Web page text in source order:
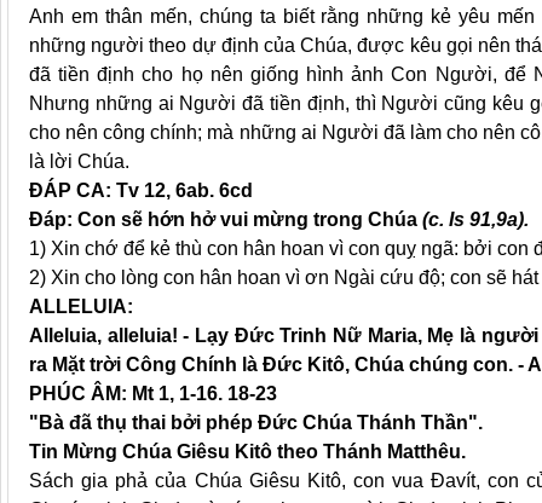
Anh em thân mến, chúng ta biết rằng những kẻ yêu
những người theo dự định của Chúa, được kêu gọi nên
đã tiền định cho họ nên giống hình ảnh Con Người,
Nhưng những ai Người đã tiền định, thì Người cũng kêu
cho nên công chính; mà những ai Người đã làm cho nên
là lời Chúa.
ĐÁP CA: Tv 12, 6ab. 6cd
Đáp: Con sẽ hớn hở vui mừng trong Chúa (c. Is 91,9a).
1) Xin chớ để kẻ thù con hân hoan vì con quỵ ngã: bởi
2) Xin cho lòng con hân hoan vì ơn Ngài cứu độ; con sẽ
ALLELUIA:
Alleluia, alleluia! - Lạy Đức Trinh Nữ Maria, Mẹ là
ra Mặt trời Công Chính là Đức Kitô, Chúa chúng con. -
PHÚC ÂM: Mt 1, 1-16. 18-23
"Bà đã thụ thai bởi phép Đức Chúa Thánh Thần".
Tin Mừng Chúa Giêsu Kitô theo Thánh Matthêu.
Sách gia phả của Chúa Giêsu Kitô, con vua Đavít, con